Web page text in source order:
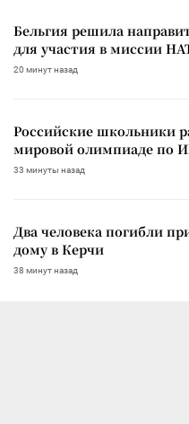
Бельгия решила
для участия в миссии
20 минут назад
Российские школьники
мировой олимпиаде по
33 минуты назад
Два человека погибли
дому в Керчи
38 минут назад